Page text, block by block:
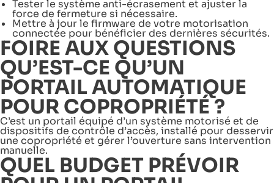
Tester le système anti-écrasement et ajuster la
force de fermeture si nécessaire.
Mettre à jour le firmware de votre motorisation
connectée pour bénéficier des dernières sécurités.
FOIRE AUX QUESTIONS
QU’EST-CE QU’UN
PORTAIL AUTOMATIQUE
POUR COPROPRIÉTÉ ?
C’est un portail équipé d’un système motorisé et de
dispositifs de contrôle d’accès, installé pour desservir
une copropriété et gérer l’ouverture sans intervention
manuelle.
QUEL BUDGET PRÉVOIR